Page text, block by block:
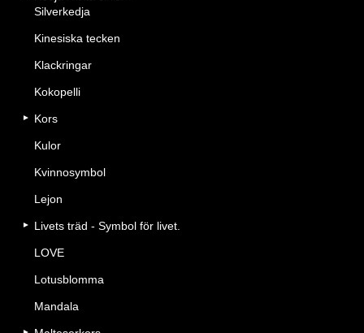
Silverkedja
Kinesiska tecken
Klackringar
Kokopelli
Kors
Kulor
Kvinnosymbol
Lejon
Livets träd - Symbol för livet.
LOVE
Lotusblomma
Mandala